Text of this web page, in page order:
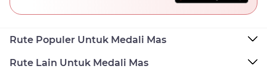
Rute Populer Untuk Medali Mas
Rute Lain Untuk Medali Mas